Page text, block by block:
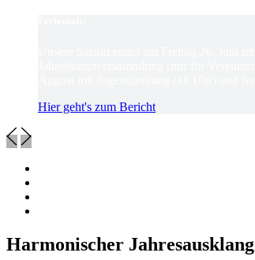
Hier geht's zum Bericht
Harmonischer Jahresausklang